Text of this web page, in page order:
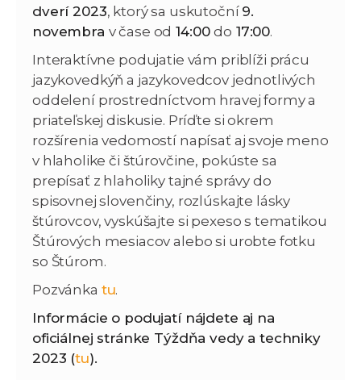
dverí 2023, ktorý sa uskutoční 9.
novembra v čase od 14:00do 17:00.
Interaktívne podujatie vám priblíži prácu
jazykovedkýň a jazykovedcov jednotlivých
oddelení prostredníctvom hravej formy a
priateľskej diskusie. Príďte si okrem
rozšírenia vedomostí napísať aj svoje meno
v hlaholike či štúrovčine, pokúste sa
prepísať z hlaholiky tajné správy do
spisovnej slovenčiny, rozlúskajte lásky
štúrovcov, vyskúšajte si pexeso s tematikou
Štúrových mesiacov alebo si urobte fotku
so Štúrom.
Pozvánka tu.
Informácie o podujatí nájdete aj na
oficiálnej stránke Týždňa vedy a techniky
2023 (tu).